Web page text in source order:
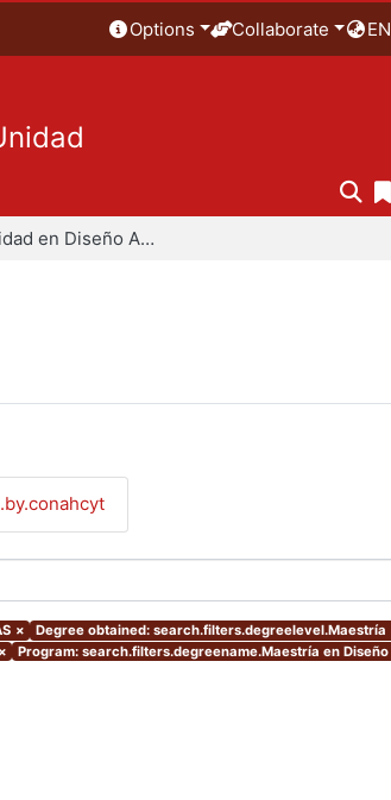
Options Collaborate EN
Especialidad en Diseño Ambiental
× Degree obtained: search.filters.degreelevel.Maestría
× Program: search.filters.degreename.Maestría en Diseño